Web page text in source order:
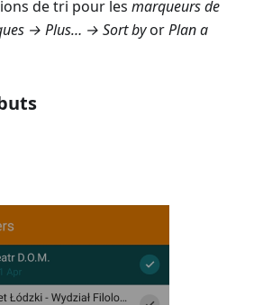
de tri pour les marqueurs de
→ Plus… → Sort byorPlan a